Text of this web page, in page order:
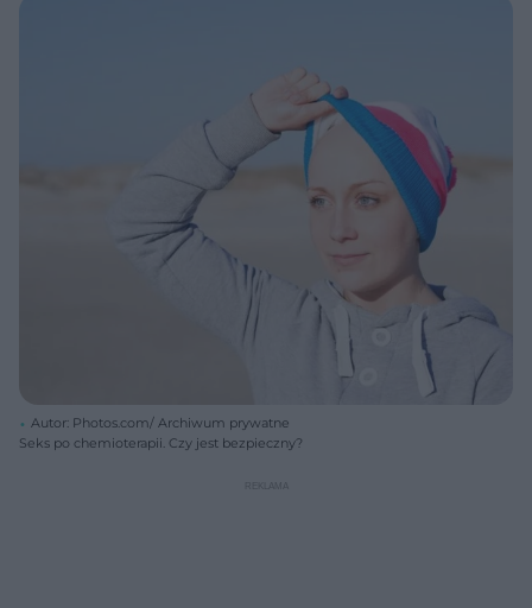
Autor: Photos.com/ Archiwum prywatne
Seks po chemioterapii. Czy jest bezpieczny?